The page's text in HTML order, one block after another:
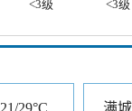
<3级 <3级
21/29°C 满